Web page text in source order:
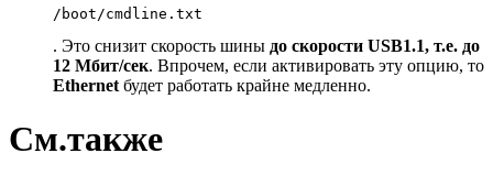
. Это снизит скорость шины до скорости USB1.1, т.е. до
12 Мбит/сек. Впрочем, если активировать эту опцию, то
Ethernet будет работать крайне медленно.
См.также